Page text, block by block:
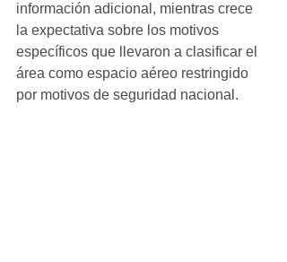
información adicional, mientras crece
la expectativa sobre los motivos
específicos que llevaron a clasificar el
área como espacio aéreo restringido
por motivos de seguridad nacional.